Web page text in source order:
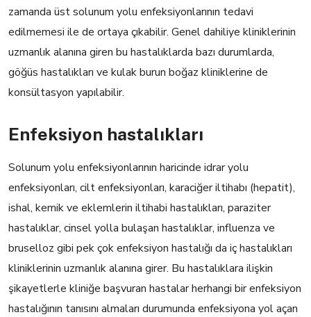
zamanda üst solunum yolu enfeksiyonlarının tedavi
edilmemesi ile de ortaya çıkabilir. Genel dahiliye kliniklerinin
uzmanlık alanına giren bu hastalıklarda bazı durumlarda,
göğüs hastalıkları ve kulak burun boğaz kliniklerine de
konsültasyon yapılabilir.
Enfeksiyon hastalıkları
Solunum yolu enfeksiyonlarının haricinde idrar yolu
enfeksiyonları, cilt enfeksiyonları, karaciğer iltihabı (hepatit),
ishal, kemik ve eklemlerin iltihabi hastalıkları, paraziter
hastalıklar, cinsel yolla bulaşan hastalıklar, influenza ve
bruselloz gibi pek çok enfeksiyon hastalığı da iç hastalıkları
kliniklerinin uzmanlık alanına girer. Bu hastalıklara ilişkin
şikayetlerle kliniğe başvuran hastalar herhangi bir enfeksiyon
hastalığının tanısını almaları durumunda enfeksiyona yol açan